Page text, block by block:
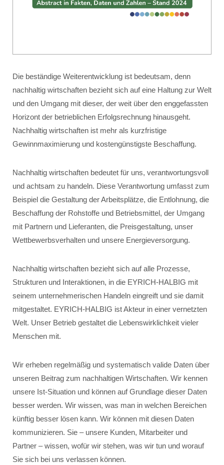
Die beständige Weiterentwicklung ist bedeutsam, denn
nachhaltig wirtschaften bezieht sich auf eine Haltung zur Welt
und den Umgang mit dieser, der weit über den enggefassten
Horizont der betrieblichen Erfolgsrechnung hinausgeht.
Nachhaltig wirtschaften ist mehr als kurzfristige
Gewinnmaximierung und kostengünstigste Beschaffung.
Nachhaltig wirtschaften bedeutet für uns, verantwortungsvoll
und achtsam zu handeln. Diese Verantwortung umfasst zum
Beispiel die Gestaltung der Arbeitsplätze, die Entlohnung, die
Beschaffung der Rohstoffe und Betriebsmittel, der Umgang
mit Partnern und Lieferanten, die Preisgestaltung, unser
Wettbewerbsverhalten und unsere Energieversorgung.
Nachhaltig wirtschaften bezieht sich auf alle Prozesse,
Strukturen und Interaktionen, in die EYRICH-HALBIG mit
seinem unternehmerischen Handeln eingreift und sie damit
mitgestaltet. EYRICH-HALBIG ist Akteur in einer vernetzten
Welt. Unser Betrieb gestaltet die Lebenswirklichkeit vieler
Menschen mit.
Wir erheben regelmäßig und systematisch valide Daten über
unseren Beitrag zum nachhaltigen Wirtschaften. Wir kennen
unsere Ist-Situation und können auf Grundlage dieser Daten
besser werden. Wir wissen, was man in welchen Bereichen
künftig besser lösen kann. Wir können mit diesen Daten
kommunizieren. Sie – unsere Kunden, Mitarbeiter und
Partner – wissen, wofür wir stehen, was wir tun und worauf
Sie sich bei uns verlassen können.